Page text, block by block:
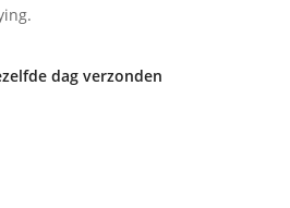
dag verzonden